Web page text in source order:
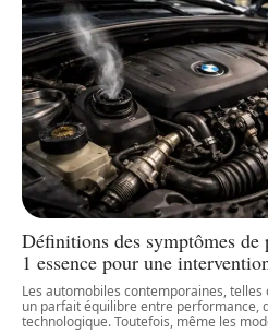
Définitions des symptômes
1 essence pour une
Les automobiles contemporaines,
un parfait équilibre entre performance,
technologique. Toutefois, même les